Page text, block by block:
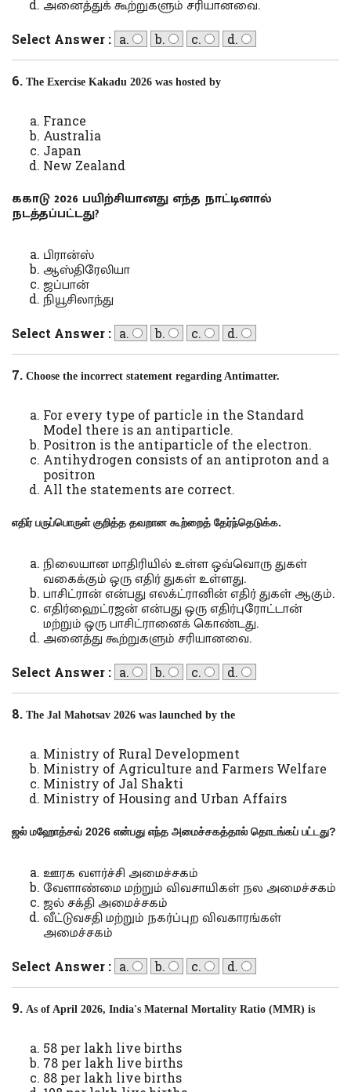
அனைத்துக் கூற்றுகளும் சரியானவை.
Select Answer : a. b. c. d.
6.The Exercise Kakadu 2026washosted by
France
Australia
Japan
New Zealand
ககாடு 2026 பயிற்சியானது எந்த நாட்டினால்
நடத்தப்பட்டது?
பிரான்ஸ்
ஆஸ்திரேலியா
ஜப்பான்
நியூசிலாந்து
Select Answer : a. b. c. d.
7.Choose the incorrect statement regarding Antimatter.
For every type of particle in the Standard
Model there is an antiparticle.
Positron is the antiparticle of the electron.
Antihydrogen consists of an antiproton and a
positron
All the statements are correct.
எதிர் பருப்பொருள் குறித்த தவறான கூற்றைத் தேர்ந்தெடுக்க.
நிலையான மாதிரியில் உள்ள ஒவ்வொரு துகள்
வகைக்கும் ஒரு எதிர் துகள் உள்ளது.
பாசிட்ரான் என்பது எலக்ட்ரானின் எதிர் துகள் ஆகும்.
எதிர்ஹைட்ரஜன் என்பது ஒரு எதிர்புரோட்டான்
மற்றும் ஒரு பாசிட்ரானைக் கொண்டது.
அனைத்து கூற்றுகளும் சரியானவை.
Select Answer : a. b. c. d.
8.The Jal Mahotsav 2026 was launched by the
Ministry of Rural Development
Ministry of Agriculture and Farmers Welfare
Ministry of Jal Shakti
Ministry of Housing and Urban Affairs
ஜல் மஹோத்சவ்2026என்பது எந்த அமைச்சகத்தால் தொடங்கப் பட்டது?
ஊரக வளர்ச்சி அமைச்சகம்
வேளாண்மை மற்றும் விவசாயிகள் நல அமைச்சகம்
ஜல் சக்தி அமைச்சகம்
வீட்டுவசதி மற்றும் நகர்ப்புற விவகாரங்கள்
அமைச்சகம்
Select Answer : a. b. c. d.
9. As of April 2026, India's Maternal Mortality Ratio (MMR) is
58 per lakh live births
78 per lakh live births
88 per lakh live births